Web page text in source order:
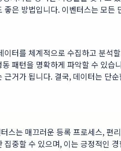
좋은 방법입니다. 이벤터스는 모
터를 체계적으로 수집하고 분
패턴을 명확하게 파악할 수 있
거가 됩니다. 결국, 데이터는 단
스는 매끄러운 등록 프로세스,
중할 수 있으며, 이는 긍정적인